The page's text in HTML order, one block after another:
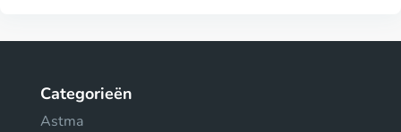
Categorieën
Astma